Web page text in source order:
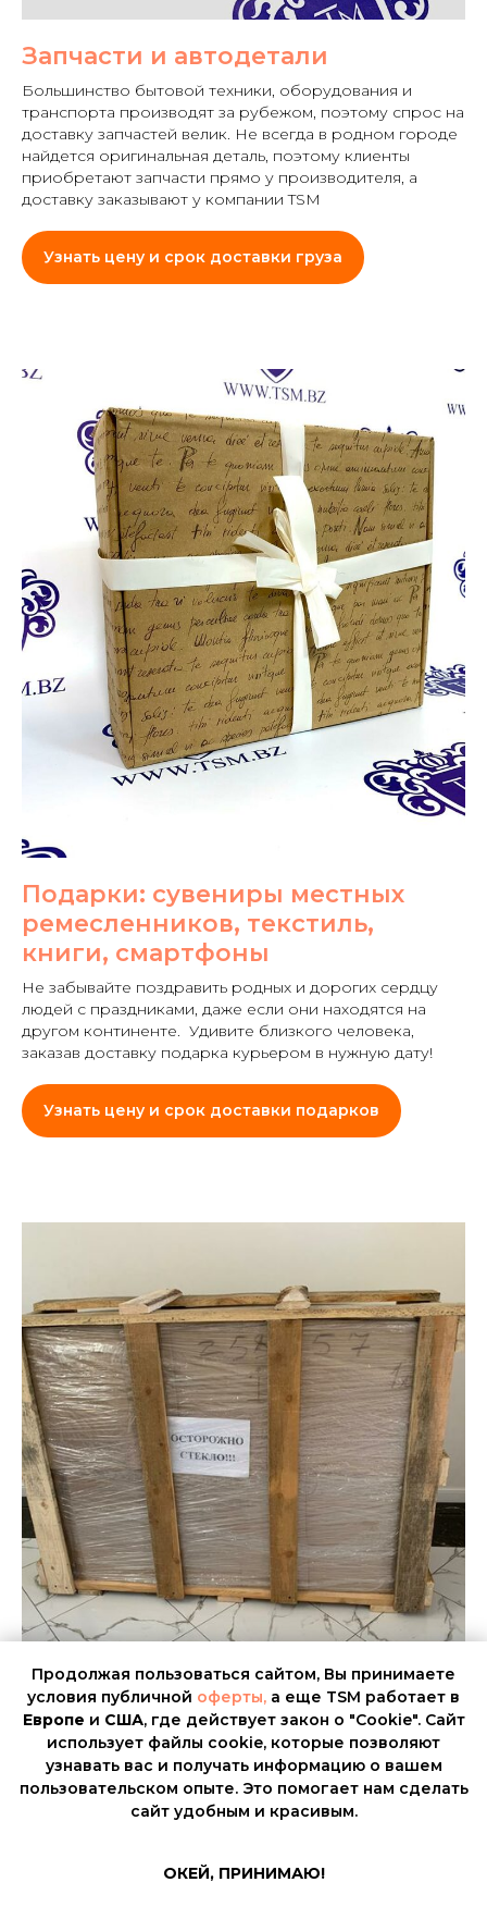
Продолжая пользоваться сайтом, Вы принимаете
условия публичной оферты, а еще TSM работает в
Европе и США, где действует закон о "Cookie". Сайт
использует файлы cookie, которые позволяют
узнавать вас и получать информацию о вашем
пользовательском опыте. Это помогает нам сделать
сайт удобным и красивым.
ОКЕЙ, ПРИНИМАЮ!
Запчасти и автодетали
Большинство бытовой техники, оборудования и
транспорта производят за рубежом, поэтому спрос на
доставку запчастей велик. Не всегда в родном городе
найдется оригинальная деталь, поэтому клиенты
приобретают запчасти прямо у производителя, а
доставку заказывают у компании TSM
Узнать цену и срок доставки груза
Подарки: сувениры местных
ремесленников, текстиль,
книги, смартфоны
Не забывайте поздравить родных и дорогих сердцу
людей с праздниками, даже если они находятся на
другом континенте. Удивите близкого человека,
заказав доставку подарка курьером в нужную дату!
Узнать цену и срок доставки подарков
Крупногабаритные и/или
высокостоимостные, свыше
, грузы
команда TSM поможет! заполним сопроводительные
документы, упакуем бережно каждый предмет,